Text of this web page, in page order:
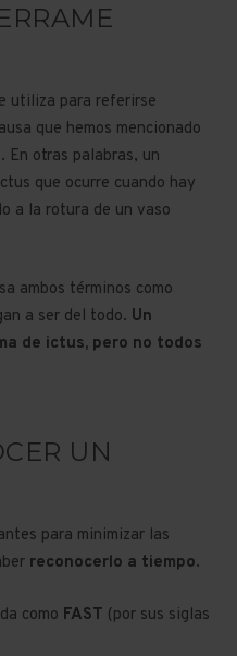
utiliza para referirse
que hemos mencionado
. En otras palabras, un
que ocurre cuando hay
a la rotura de un vaso
ambos términos como
a ser del todo. Un
de ictus, pero no todos
UN
para minimizar las
reconocerlo a tiempo.
como FAST (por sus siglas